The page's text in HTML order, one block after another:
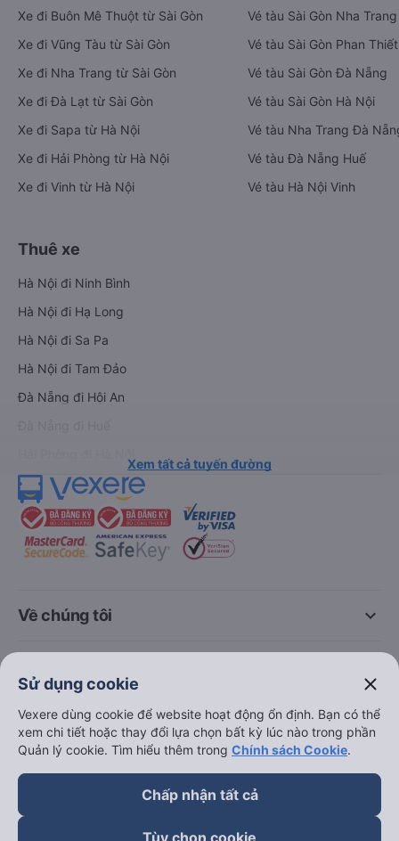
Ứng dụng hiển thị thông tin đầy đủ, minh bạch cùng vô vàn
tiện ích giúp người dùng so sánh và lựa chọn phương án di
chuyển tiết kiệm, nhanh chóng và phù hợp nhất.
Tải ứng dụng Vexere ngay
Xe đi Buôn Mê Thuột từ Sài Gòn
Xe đi Vũng Tàu từ Sài Gòn
Xe đi Nha Trang từ Sài Gòn
Xe đi Đà Lạt từ Sài Gòn
Xe đi Sapa từ Hà Nội
Xe đi Hải Phòng từ Hà Nội
Thuê xe
Hà Nội đi Ninh Bình
Hà Nội đi Hạ Long
Hà Nội đi Tam Đảo
Hải Phòng đi Hà Nội
Sử dụng cookie close
Vexere dùng cookie để website hoạt động ổn định. Bạn có thể
xem chi tiết hoặc thay đổi lựa chọn bất kỳ lúc nào trong phần
Quản lý cookie. Tìm hiểu thêm trong Chính sách Cookie.
Chấp nhận tất cả
Tùy chọn cookie